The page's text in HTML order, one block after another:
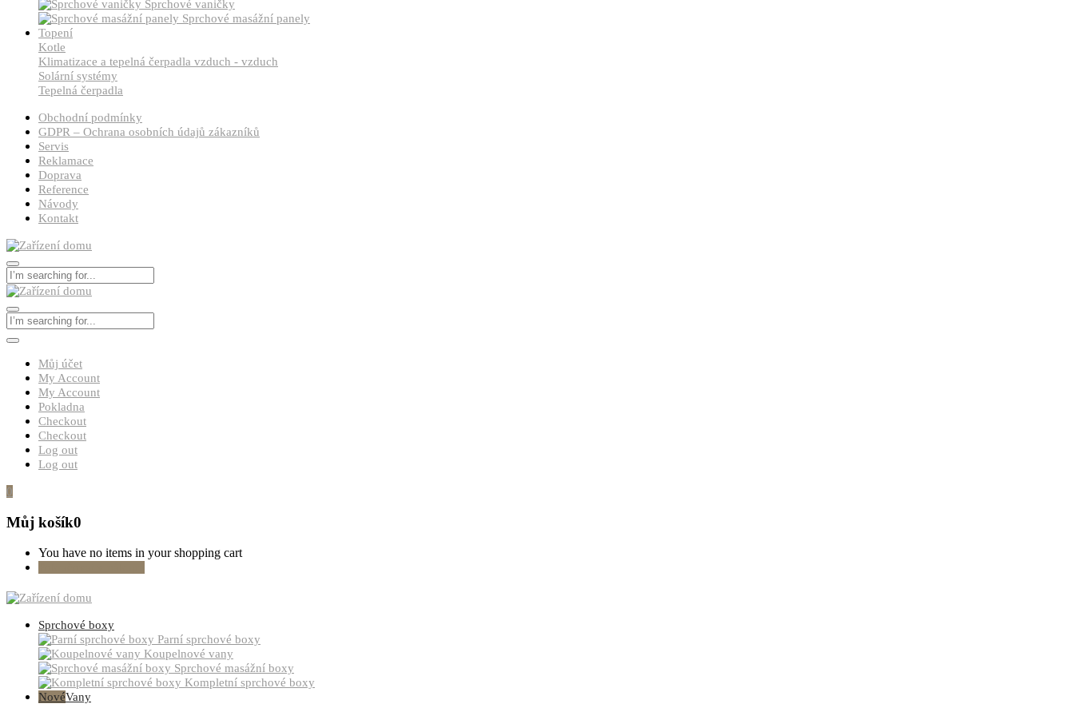
Sprchové vaničky
Sprchové masážní panely
Topení
Kotle
Klimatizace a tepelná čerpadla vzduch - vzduch
Solární systémy
Tepelná čerpadla
Obchodní podmínky
GDPR – Ochrana osobních údajů zákazníků
Servis
Reklamace
Doprava
Reference
Návody
Kontakt
Můj účet
My Account
My Account
Pokladna
Checkout
Checkout
Log out
Log out
0
Můj košík0
You have no items in your shopping cart
Sprchové boxy
Parní sprchové boxy
Koupelnové vany
Sprchové masážní boxy
Kompletní sprchové boxy
NovéVany